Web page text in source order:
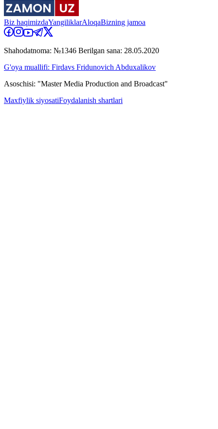
Biz haqimizdaYangiliklarAloqaBizning jamoa
Shahodatnoma: №1346 Berilgan sana: 28.05.2020
G'oya muallifi: Firdavs Fridunovich Abduxalikov
Asoschisi: "Master Media Production and Broadcast"
Maxfiylik siyosatiFoydalanish shartlari